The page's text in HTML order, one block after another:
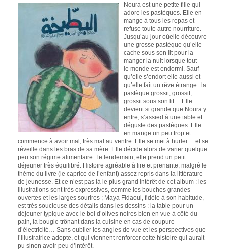
Noura est une petite fille qui
adore les pastèques. Elle en
mange à tous les repas et
refuse toute autre nourriture.
Jusqu’au jour oùelle découvre
une grosse pastèque qu’elle
cache sous son lit pour la
manger la nuit lorsque tout
le monde est endormi. Sauf
qu’elle s’endort elle aussi et
qu’elle fait un rêve étrange : la
pastèque grossit, grossit,
grossit sous son lit… Elle
devient si grande que Noura y
entre, s’assied à une table et
déguste des pastèques. Elle
en mange un peu trop et
commence à avoir mal, très mal au ventre. Elle se met à hurler… et se
réveille dans les bras de sa mère. Elle décide alors de varier quelque
peu son régime alimentaire : le lendemain, elle prend un petit
déjeuner très équilibré. Histoire agréable à lire et prenante, malgré le
thème du livre (le caprice de l’enfant) assez repris dans la littérature
de jeunesse. Et ce n’est pas là le plus grand intérêt de cet album : les
illustrations sont très expressives, comme les bouches grandes
ouvertes et les larges sourires ; Maya Fidaoui, fidèle à son habitude,
est très soucieuse des détails dans les dessins : la table pour un
déjeuner typique avec le bol d’olives noires bien en vue à côté du
pain, la bougie trônant dans la cuisine en cas de coupure
d’électricité… Sans oublier les angles de vue et les perspectives que
l’illustratrice adopte, et qui viennent renforcer cette histoire qui aurait
pu sinon avoir peu d’intérêt.